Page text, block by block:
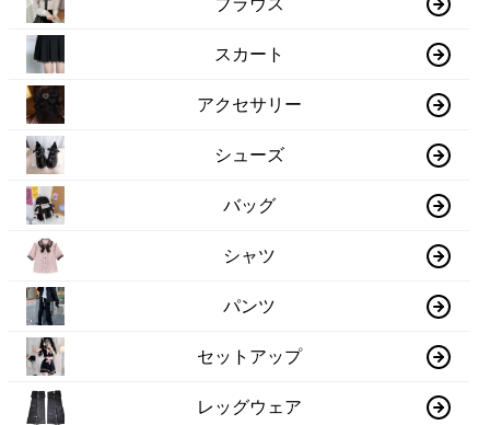
スカート
アクセサリー
シューズ
バッグ
シャツ
パンツ
セットアップ
レッグウェア